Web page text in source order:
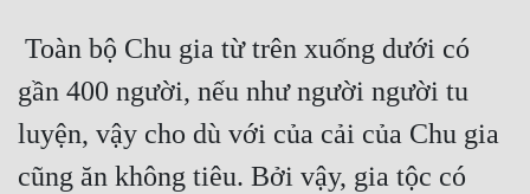
gần 400 người, nếu như người người tu
luyện, vậy cho dù với của cải của Chu gia
cũng ăn không tiêu. Bởi vậy, gia tộc có